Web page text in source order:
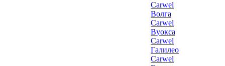
Carwel
Волга
Carwel
Вуокса
Carwel
Галилео
Carwel